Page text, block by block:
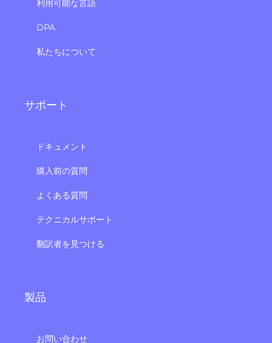
利用可能な言語
DPA
私たちについて
サポート
ドキュメント
購入前の質問
よくある質問
テクニカルサポート
翻訳者を見つける
製品
お問い合わせ